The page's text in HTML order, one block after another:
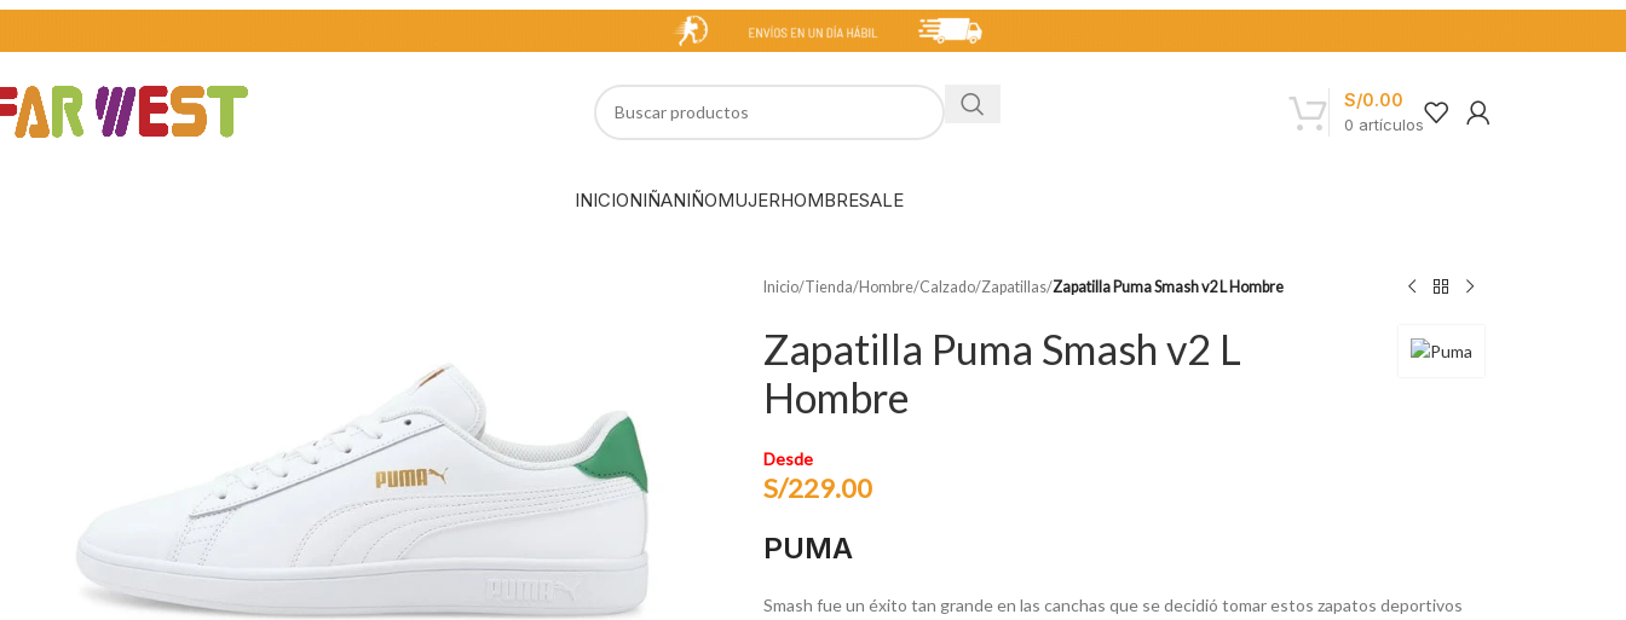
0 artículos
S/0.00
INICIONIÑANIÑOMUJERHOMBRESALE
Inicio/Tienda/Hombre/Calzado/Zapatillas/Zapatilla Puma Smash v2 L Hombre
Zapatilla Puma Smash v2 L
Hombre
Desde
S/229.00
PUMA
Smash fue un éxito tan grande en las canchas que se decidió tomar estos zapatos deportivos